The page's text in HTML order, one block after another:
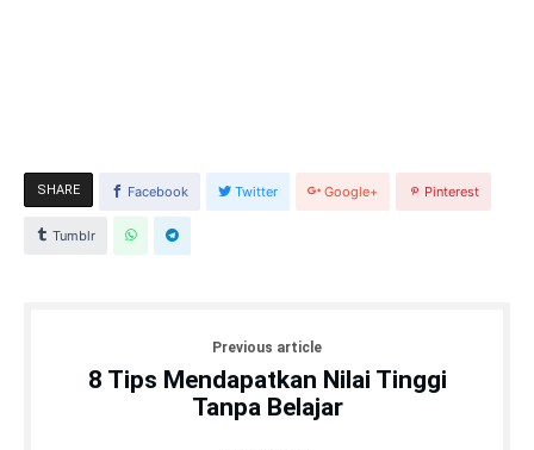
SHARE Facebook Twitter Google+ Pinterest
Tumblr
Previous article
8 Tips Mendapatkan Nilai Tinggi
Tanpa Belajar